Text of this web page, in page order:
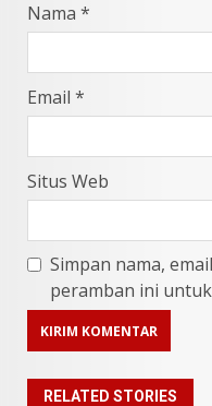
Nama *
Email *
Situs Web
Simpan nama,
peramban ini
RELATED STORIES